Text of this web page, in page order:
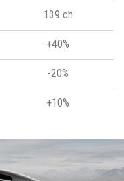
139 ch
+40%
-20%
+10%